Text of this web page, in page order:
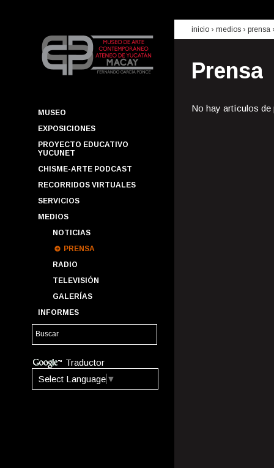
MUSEO
EXPOSICIONES
PROYECTO EDUCATIVO
YUCUNET
CHISME-ARTE PODCAST
RECORRIDOS VIRTUALES
SERVICIOS
MEDIOS
NOTICIAS
PRENSA
RADIO
TELEVISIÓN
GALERÍAS
INFORMES
Traductor
Select Language ▼
inicio › medios › prensa
Prensa
No hay artículos de